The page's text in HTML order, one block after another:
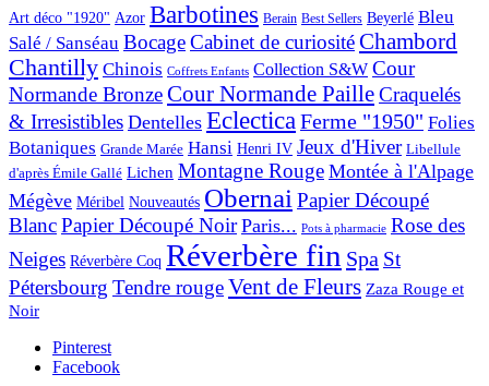
Art déco "1920" Azor Barbotines Berain Best Sellers Beyerlé Bleu
Salé / Sanséau BocageCabinet de curiositéChambord
Chantilly Chinois Coffrets Enfants Collection S&W Cour
Normande BronzeCour Normande PailleCraquelés
& Irresistibles Dentelles EclecticaFerme "1950" Folies
Botaniques Grande Marée Hansi Henri IV Jeux d'Hiver Libellule
d'après Émile Gallé Lichen Montagne Rouge Montée à l'Alpage
Mégève Méribel Nouveautés Obernai Papier Découpé
BlancPapier Découpé Noir Paris... Pots à pharmacie Rose des
Neiges Réverbère Coq Réverbère fin Spa St
Pétersbourg Tendre rougeVent de Fleurs Zaza Rouge et
Noir
Pinterest
Facebook